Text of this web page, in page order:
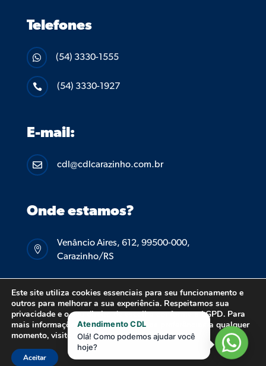
Telefones
 (54) 3330-1555
 (54) 3330-1927
E-mail:
 cdl@cdlcarazinho.com.br
Onde estamos?

Venâncio Aires, 612, 99500-000,
Carazinho/RS
© 2026 CDL CARAZINHO – TODOS OS DIREITOS
RESERVADOS.
POLÍTICA DE PRIVACIDADE.
Este site utiliza cookies essenciais para seu funcionamento e
outros para melhorar a sua experiência. Respeitamos sua
privacidade e o seu direito de escolha conforme a LGPD. Para
mais informações ou para alterar suas preferências a qualquer
momento, visite nossaPolítica de Privacidade
Aceitar
Atendimento CDL
Olá! Como podemos ajudar você
hoje?